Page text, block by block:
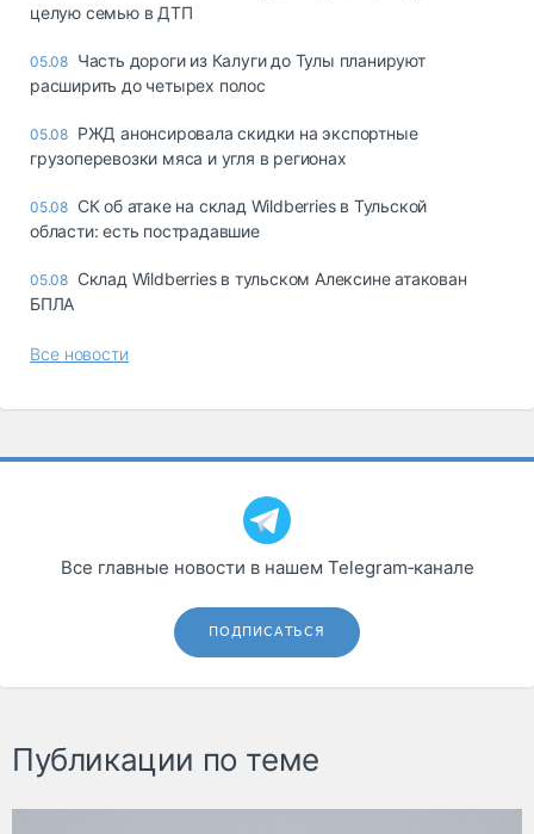
целую семью в ДТП
05.08 Часть дороги из Калуги до Тулы планируют
расширить до четырех полос
05.08 РЖД анонсировала скидки на экспортные
грузоперевозки мяса и угля в регионах
05.08 СК об атаке на склад Wildberries в Тульской
области: есть пострадавшие
05.08 Склад Wildberries в тульском Алексине атакован
БПЛА
Все новости
Все главные новости в нашем Telegram‑канале
ПОДПИСАТЬСЯ
Публикации по теме